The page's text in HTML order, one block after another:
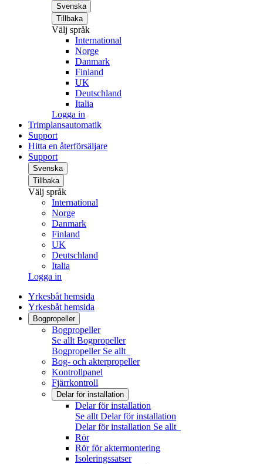
Svenska
Tillbaka
Välj språk
International
Norge
Danmark
Finland
UK
Deutschland
Italia
Logga in
Trimplansautomatik
Support
Hitta en återförsäljare
Support
Svenska
Tillbaka
Välj språk
International
Norge
Danmark
Finland
UK
Deutschland
Italia
Logga in
Yrkesbåt hemsida
Yrkesbåt hemsida
Bogpropeller
Bogpropeller
Se allt Bogpropeller
Bogpropeller Se allt
Bog- och akterpropeller
Kontrollpanel
Fjärrkontroll
Delar för installation
Delar för installation
Se allt Delar för installation
Delar för installation Se allt
Rör
Rör för aktermontering
Isoleringssatser